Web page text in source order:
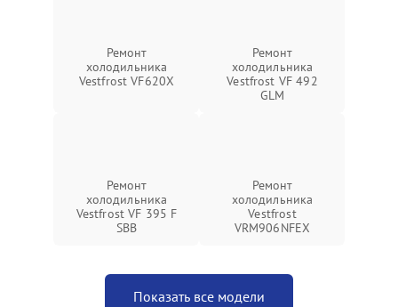
Ремонт
холодильника
Vestfrost VF620X
Ремонт
холодильника
Vestfrost VF 492
GLM
Ремонт
холодильника
Vestfrost VF 395 F
SBB
Ремонт
холодильника
Vestfrost
VRM906NFEX
Показать все модели